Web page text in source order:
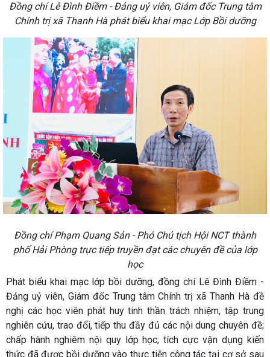
Đồng chí Lê Đình Điềm - Đảng uỷ viên, Giám đốc Trung tâm
Chính trị xã Thanh Hà phát biểu khai mạc Lớp Bồi dưỡng
Đồng chí Phạm Quang Sản - Phó Chủ tịch Hội NCT thành
phố Hải Phòng trực tiếp truyền đạt các chuyên đề của lớp
học
Phát biểu khai mạc lớp bồi dưỡng, đồng chí Lê Đình Điềm -
Đảng uỷ viên, Giám đốc Trung tâm Chính trị xã Thanh Hà đề
nghị các học viên phát huy tinh thần trách nhiệm, tập trung
nghiên cứu, trao đổi, tiếp thu đầy đủ các nội dung chuyên đề;
chấp hành nghiêm nội quy lớp học; tích cực vận dụng kiến
thức đã được bồi dưỡng vào thực tiễn công tác tại cơ sở sau